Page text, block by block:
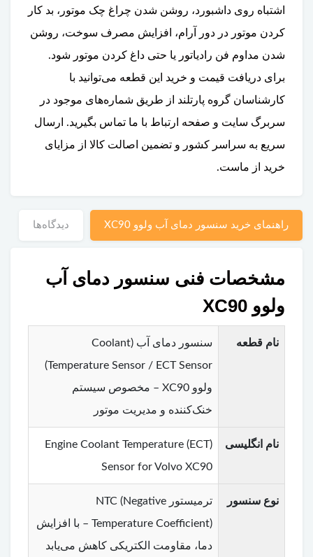
اشتباه روی داشبورد، روشن شدن چراغ چک موتور، بد کار
کردن موتور در دور آرام، افزایش مصرف سوخت، روشن
شدن مداوم فن رادیاتور یا حتی داغ کردن موتور شود.
برای دریافت قیمت و خرید این قطعه می‌توانید با
کارشناسان گروه پارتلند از طریق شماره‌های موجود در
سربرگ سایت و صفحه ارتباط با ما تماس بگیرید. ارسال
سریع به سراسر کشور و تضمین اصالت کالا از مزایای
خرید از ماست.
راهنمای خرید سنسور دمای آب ولوو XC90 دیدگاه‌ها
مشخصات فنی سنسور دمای آب
ولوو XC90
نام قطعه
سنسور دمای آب (Coolant
Temperature Sensor / ECT Sensor)
ولوو XC90 – مخصوص سیستم
خنک‌کننده و مدیریت موتور
نام انگلیسی
Engine Coolant Temperature (ECT)
Sensor for Volvo XC90
نوع سنسور
ترمیستور NTC (Negative
Temperature Coefficient) – با افزایش
دما، مقاومت الکتریکی کاهش می‌یابد